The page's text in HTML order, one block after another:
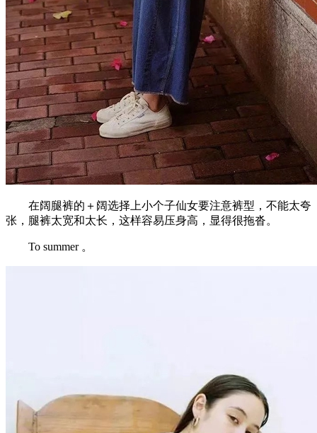
在阔腿裤的＋阔选择上小个子仙女要注意裤型，不能太夸
张，腿裤太宽和太长，这样容易压身高，显得很拖沓。
To summer 。